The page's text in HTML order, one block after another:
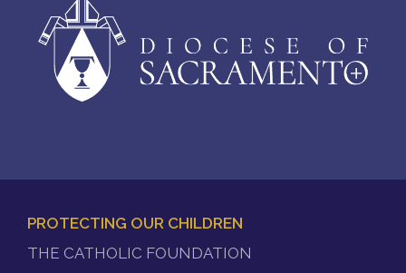
MENU
PROTECTING OUR CHILDREN
THE CATHOLIC FOUNDATION